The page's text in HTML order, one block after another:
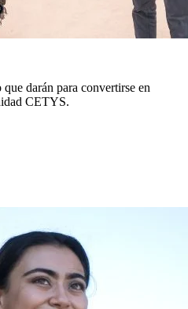
darán para convertirse en
CETYS.